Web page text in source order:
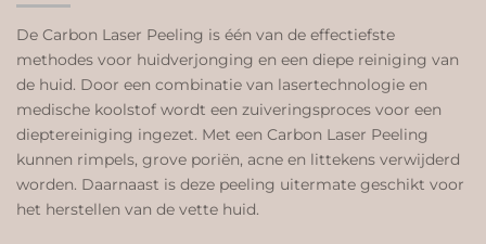
De Carbon Laser Peeling is één van de effectiefste
methodes voor huidverjonging en een diepe reiniging van
de huid. Door een combinatie van lasertechnologie en
medische koolstof wordt een zuiveringsproces voor een
dieptereiniging ingezet. Met een Carbon Laser Peeling
kunnen rimpels, grove poriën, acne en littekens verwijderd
worden. Daarnaast is deze peeling uitermate geschikt voor
het herstellen van de vette huid.